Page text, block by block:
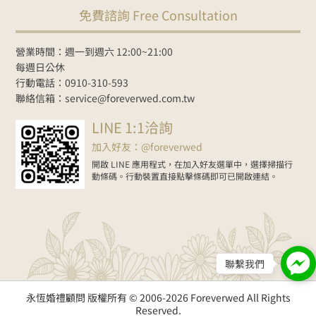
聯繫我們
Line諮詢 goo.gl/zbYK49新人預約官網
紀錄 #婚禮樂團
2026-06-01
當你的伴郎用星際大戰方式進場
免費諮詢 Free Consultation
營業時間：週一到週六 12:00~21:00
每週日公休
行動電話：0910-310-593
聯絡信箱：service@foreverwed.com.tw
LINE 1:1洽詢
加入好友：@foreverwed
開啟 LINE 應用程式，在加入好友選單中，選擇掃描行
動條碼。行動裝置直接點擊條碼即可已開啟連結。
永恆婚禮顧問 版權所有 © 2006-2026 Foreverwed All Rights
Reserved.